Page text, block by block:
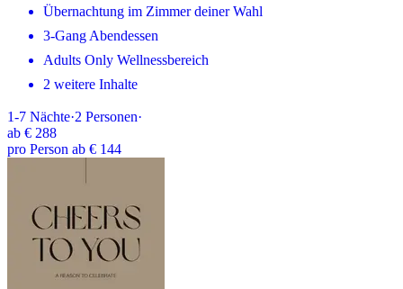
Übernachtung im Zimmer deiner Wahl
3-Gang Abendessen
Adults Only Wellnessbereich
2 weitere Inhalte
1-7 Nächte·2 Personen·
ab € 288
pro Person ab € 144